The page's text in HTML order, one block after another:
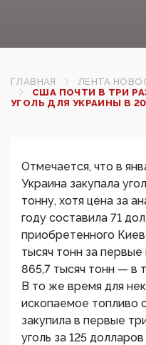
ГЛАВНАЯ
ЛЕНТА
США ПОЧТИ В ТРИ
УГОЛЬ ДЛЯ УКРАИНЫ В
Отмечается, что в
Украина закупала
тонну, хотя цена за
году составила 71
приобретенного
тысяч тонн за
865,7 тысяч тонн — в
В то же время для
ископаемое топливо
закупила в первые
уголь за 125